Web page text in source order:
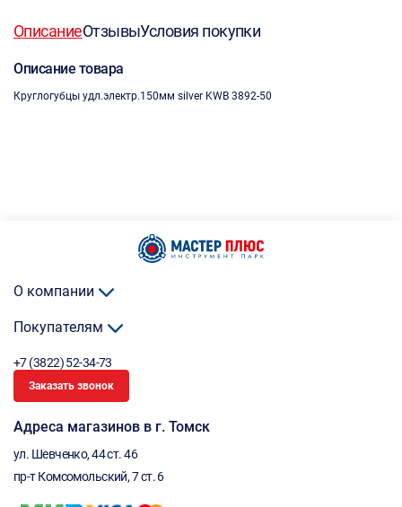
ОписаниеОтзывыУсловия покупки
Описание товара
Круглогубцы удл.электр.150мм silver KWB 3892-50
О компании
Покупателям
+7 (3822) 52-34-73
Заказать звонок
Адреса магазинов в г. Томск
ул. Шевченко, 44 ст. 46
пр-т Комсомольский, 7 ст. 6